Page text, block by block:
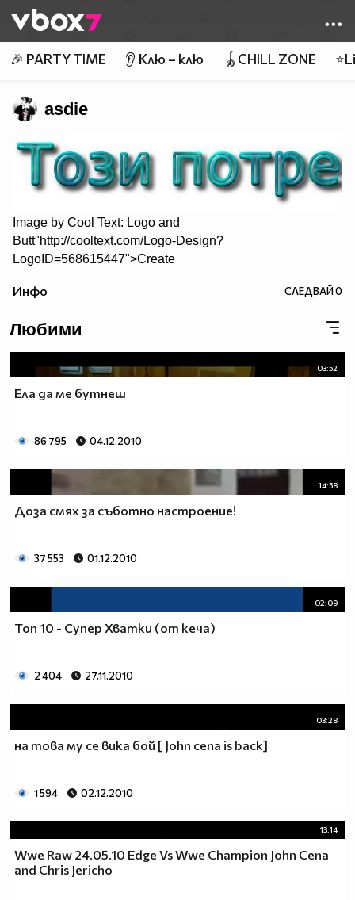
👾
🎉 PARTY TIME 👂 Клю – клю 🪀CHILL ZONE
asdie
Image by Cool Text: Logo and
Butt"http://cooltext.com/Logo-Design?
LogoID=568615447">Create
Инфо СЛЕДВАЙ0
Любими
03:52
Ела да ме бутнеш
86 795 04.12.2010
14:58
Доза смях за съботно настроение!
37 553 01.12.2010
02:09
Топ 10 - Супер Хватки (от кеча)
2 404 27.11.2010
03:28
на това му се вика бой [ John cena is back]
1 594 02.12.2010
13:14
Wwe Raw 24.05.10 Edge Vs Wwe Champion John Cena
and Chris Jericho